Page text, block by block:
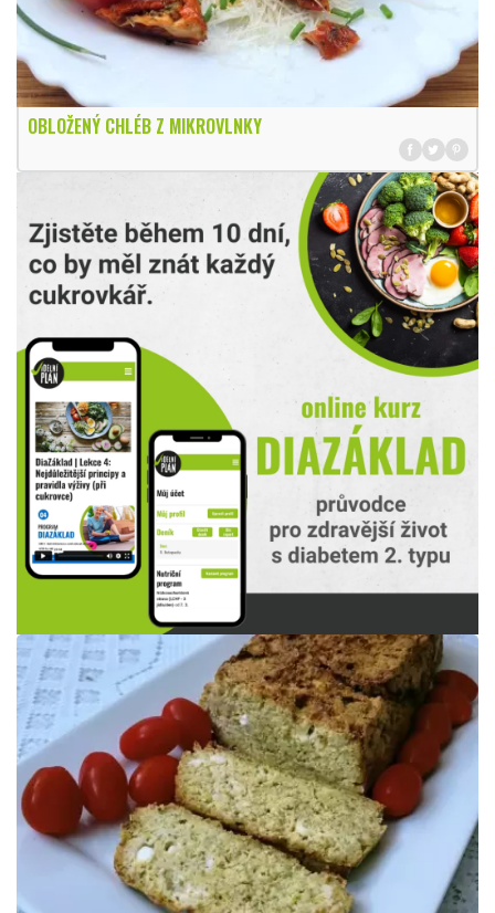
OBLOŽENÝ CHLÉB Z MIKROVLNKY